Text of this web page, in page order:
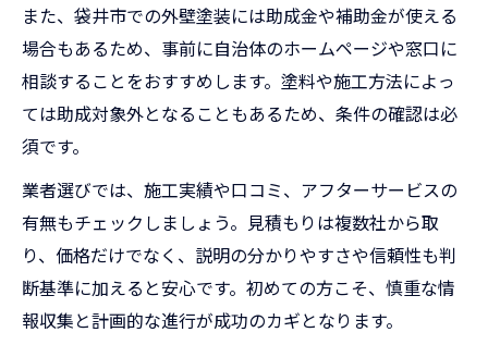
また、袋井市での外壁塗装には助成金や補助金が使える
場合もあるため、事前に自治体のホームページや窓口に
相談することをおすすめします。塗料や施工方法によっ
ては助成対象外となることもあるため、条件の確認は必
須です。
業者選びでは、施工実績や口コミ、アフターサービスの
有無もチェックしましょう。見積もりは複数社から取
り、価格だけでなく、説明の分かりやすさや信頼性も判
断基準に加えると安心です。初めての方こそ、慎重な情
報収集と計画的な進行が成功のカギとなります。